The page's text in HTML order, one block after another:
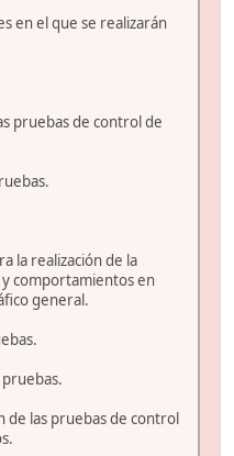
en el que se realizarán
pruebas de control de
la realización de la
comportamientos en
general.
de las pruebas de control